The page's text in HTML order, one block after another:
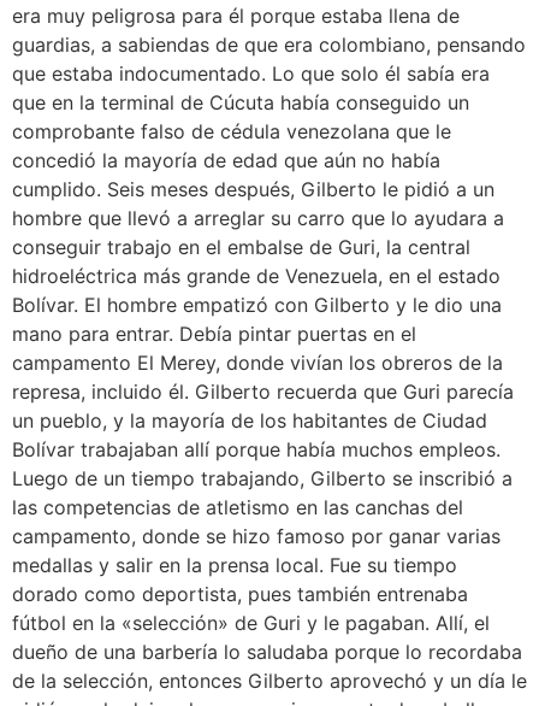
era muy peligrosa para él porque estaba llena de
guardias, a sabiendas de que era colombiano, pensando
que estaba indocumentado. Lo que solo él sabía era
que en la terminal de Cúcuta había conseguido un
comprobante falso de cédula venezolana que le
concedió la mayoría de edad que aún no había
cumplido. Seis meses después, Gilberto le pidió a un
hombre que llevó a arreglar su carro que lo ayudara a
conseguir trabajo en el embalse de Guri, la central
hidroeléctrica más grande de Venezuela, en el estado
Bolívar. El hombre empatizó con Gilberto y le dio una
mano para entrar. Debía pintar puertas en el
campamento El Merey, donde vivían los obreros de la
represa, incluido él. Gilberto recuerda que Guri parecía
un pueblo, y la mayoría de los habitantes de Ciudad
Bolívar trabajaban allí porque había muchos empleos.
Luego de un tiempo trabajando, Gilberto se inscribió a
las competencias de atletismo en las canchas del
campamento, donde se hizo famoso por ganar varias
medallas y salir en la prensa local. Fue su tiempo
dorado como deportista, pues también entrenaba
fútbol en la «selección» de Guri y le pagaban. Allí, el
dueño de una barbería lo saludaba porque lo recordaba
de la selección, entonces Gilberto aprovechó y un día le